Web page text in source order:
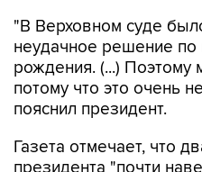
"В Верховном суде
неудачное решение по
рождения. (...)
потому что это очень
пояснил президент.
Газета отмечает, что